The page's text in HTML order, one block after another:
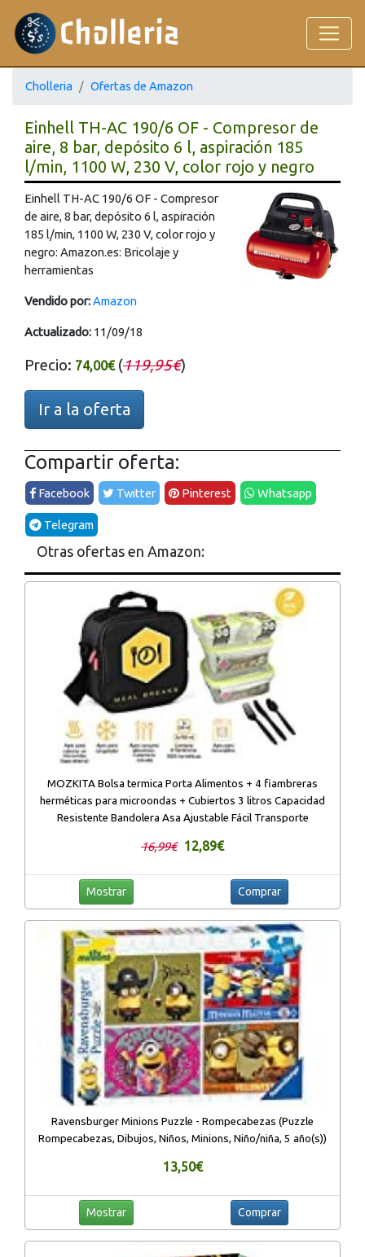
Cholleria Ofertas de Amazon
Einhell TH-AC 190/6 OF - Compresor de
aire, 8 bar, depósito 6 l, aspiración 185
l/min, 1100 W, 230 V, color rojo y negro
Einhell TH-AC 190/6 OF - Compresor
de aire, 8 bar, depósito 6 l, aspiración
185 l/min, 1100 W, 230 V, color rojo y
negro: Amazon.es: Bricolaje y
herramientas
Vendido por:Amazon
Actualizado: 11/09/18
Precio: 74,00€(119,95€)
Ir a la oferta
Compartir oferta:
Facebook Twitter Pinterest Whatsapp
Telegram
Otras ofertas en Amazon:
MOZKITA Bolsa termica Porta Alimentos + 4 fiambreras
herméticas para microondas + Cubiertos 3 litros Capacidad
Resistente Bandolera Asa Ajustable Fácil Transporte
16,99€ 12,89€
Mostrar Comprar
Ravensburger Minions Puzzle - Rompecabezas (Puzzle
Rompecabezas, Dibujos, Niños, Minions, Niño/niña, 5 año(s))
13,50€
Mostrar Comprar